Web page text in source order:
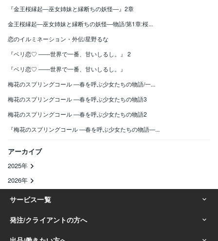
『金王桜縁起―巫女姉妹と縁断ちの妖怪―』2章
金王桜縁起―巫女姉妹と縁断ちの妖怪―物語/第1章:桜...
恋のイルミネーション・外伝/星野るな
『ベリ恋♡ ――世界で一番、甘いしるし。』 2
『ベリ恋♡ ――世界で一番、甘いしるし。』
梅花のスプリングコール ―春を呼ぶ少女たちの物語/一...
梅花のスプリングコール ―春を呼ぶ少女たちの物語3
梅花のスプリングコール ―春を呼ぶ少女たちの物語2
『梅花のスプリングコール ―春を呼ぶ少女たちの物語―...
アーカイブ
2025年
2026年